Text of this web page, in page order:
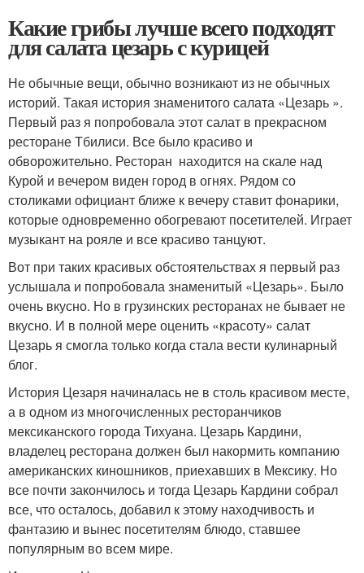
Какие грибы лучше всего подходят
для салата цезарь с курицей
Не обычные вещи, обычно возникают из не обычных
историй. Такая история знаменитого салата «Цезарь ».
Первый раз я попробовала этот салат в прекрасном
ресторане Тбилиси. Все было красиво и
обворожительно. Ресторан находится на скале над
Курой и вечером виден город в огнях. Рядом со
столиками официант ближе к вечеру ставит фонарики,
которые одновременно обогревают посетителей. Играет
музыкант на рояле и все красиво танцуют.
Вот при таких красивых обстоятельствах я первый раз
услышала и попробовала знаменитый «Цезарь». Было
очень вкусно. Но в грузинских ресторанах не бывает не
вкусно. И в полной мере оценить «красоту» салат
Цезарь я смогла только когда стала вести кулинарный
блог.
История Цезаря начиналась не в столь красивом месте,
а в одном из многочисленных ресторанчиков
мексиканского города Тихуана. Цезарь Кардини,
владелец ресторана должен был накормить компанию
американских киношников, приехавших в Мексику. Но
все почти закончилось и тогда Цезарь Кардини собрал
все, что осталось, добавил к этому находчивость и
фантазию и вынес посетителям блюдо, ставшее
популярным во всем мире.